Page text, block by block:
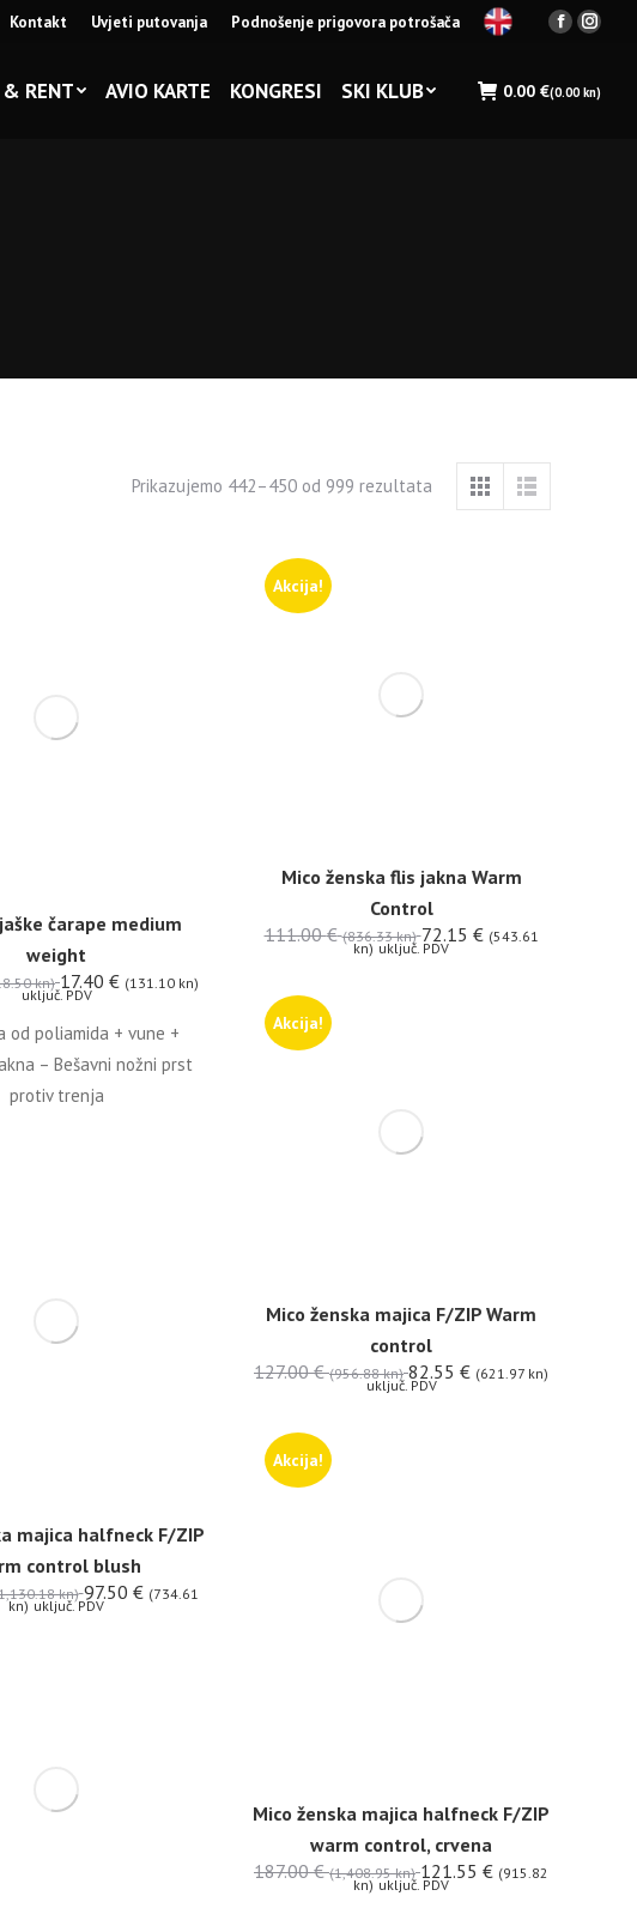
Kontakt Uvjeti putovanja Podnošenje prigovora potrošača
Facebook
in
in
& RENT AVIO KARTE KONGRESI SKI KLUB 0.00 €(0.00 kn)
Prikazujemo 442–450 od 999 rezultata
čarape medium
weight
kn) 17.40 € (131.10 kn)
uključ. PDV
od poliamida + vune +
– Bešavni nožni prst
protiv trenja
Akcija!
Mico ženska flis jakna Warm
Control
111.00€ (836.33 kn) 72.15 € (543.61
kn) uključ. PDV
Akcija!
Mico ženska majica F/ZIP Warm
control
127.00€ (956.88 kn) 82.55 € (621.97 kn)
uključ. PDV
majica halfneck F/ZIP
control blush
kn) 97.50 € (734.61
kn) uključ. PDV
Akcija!
Mico ženska majica halfneck F/ZIP
warm control, crvena
187.00€ (1,408.95 kn) 121.55 € (915.82
kn) uključ. PDV